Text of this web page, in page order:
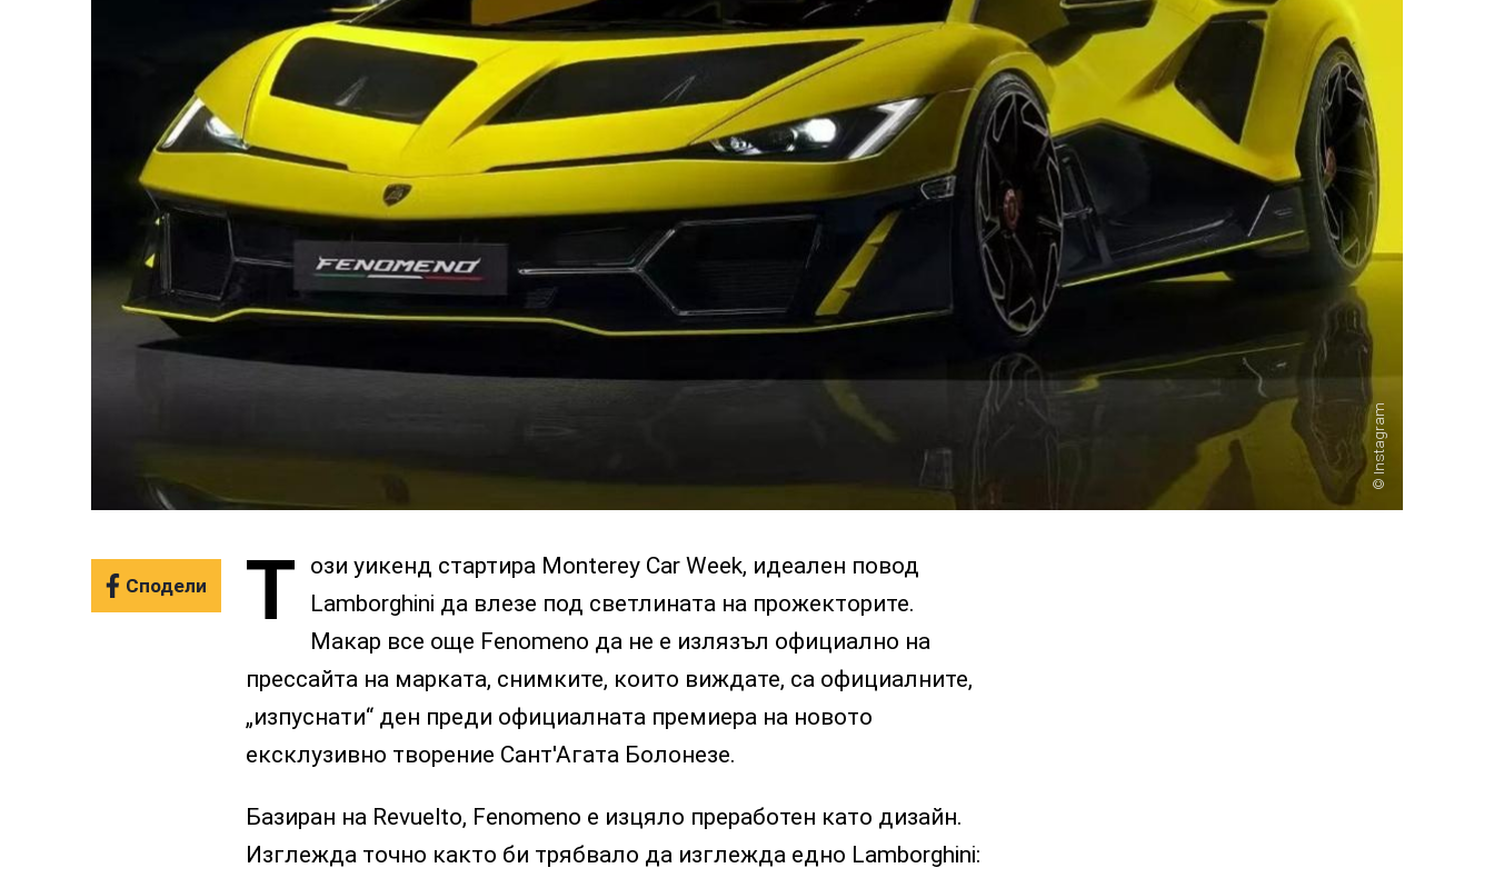
Instagram
Сподели Т
ози уикенд стартира Monterey Car Week, идеален повод
Lamborghini да влезе под светлината на прожекторите.
Макар все още Fenomeno да не е излязъл официално на
прессайта на марката, снимките, които виждате, са официалните,
„изпуснати“ ден преди официалната премиера на новото
ексклузивно творение Сант'Агата Болонезе.
Базиран на Revuelto, Fenomeno е изцяло преработен като дизайн.
Изглежда точно както би трябвало да изглежда едно Lamborghini: